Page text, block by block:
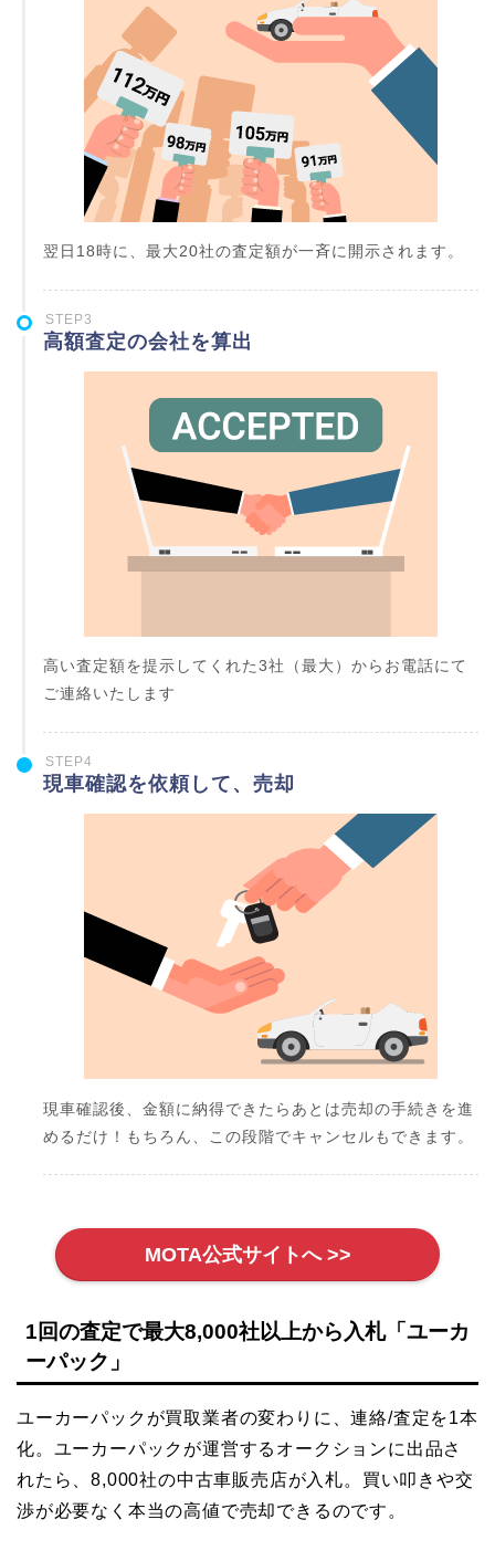
翌日18時に、最大20社の査定額が一斉に開示されます。
STEP3
高額査定の会社を算出
高い査定額を提示してくれた3社（最大）からお電話にて
ご連絡いたします
STEP4
現車確認を依頼して、売却
現車確認後、金額に納得できたらあとは売却の手続きを進
めるだけ！もちろん、この段階でキャンセルもできます。
MOTA公式サイトへ >>
1回の査定で最大8,000社以上から入札「ユーカ
ーパック」
ユーカーパックが買取業者の変わりに、連絡/査定を1本
化。ユーカーパックが運営するオークションに出品さ
れたら、8,000社の中古車販売店が入札。買い叩きや交
渉が必要なく本当の高値で売却できるのです。